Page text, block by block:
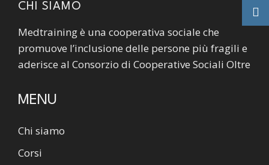
CHI SIAMO
Medtraining è una cooperativa sociale che
promuove l’inclusione delle persone più fragili e
aderisce al Consorzio di Cooperative Sociali Oltre
MENU
Chi siamo
Corsi